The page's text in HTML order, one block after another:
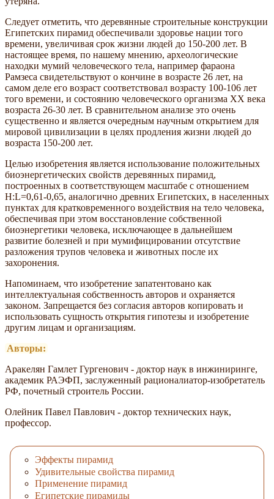
Следует отметить, что деревянные строительные конструкции
Египетских пирамид обеспечивали здоровье нации того
времени, увеличивая срок жизни людей до 150-200 лет. В
настоящее время, по нашему мнению, археологические
находки мумий человеческого тела, например фараона
Рамзеса свидетельствуют о кончине в возрасте 26 лет, на
самом деле его возраст соответствовал возрасту 100-106 лет
того времени, и состоянию человеческого организма ХХ века
возраста 26-30 лет. В сравнительном анализе это очень
существенно и является очередным научным открытием для
мировой цивилизации в целях продления жизни людей до
возраста 150-200 лет.
Целью изобретения является использование положительных
биоэнергетических свойств деревянных пирамид,
построенных в соответствующем масштабе с отношением
Н:L=0,61-0,65, аналогично древних Египетских, в населенных
пунктах для кратковременного воздействия на тело человека,
обеспечивая при этом восстановление собственной
биоэнергетики человека, исключающее в дальнейшем
развитие болезней и при мумифицировании отсутствие
разложения трупов человека и животных после их
захоронения.
Напоминаем, что изобретение запатентовано как
интеллектуальная собственность авторов и охраняется
законом. Запрещается без согласия авторов копировать и
использовать сущность открытия гипотезы и изобретение
другим лицам и организациям.
Авторы:
Аракелян Гамлет Гургенович - доктор наук в инжиниринге,
академик РАЭФП, заслуженный рационалиатор-изобретатель
РФ, почетный строитель России.
Олейник Павел Павлович - доктор технических наук,
профессор.
Эффекты пирамид
Удивительные свойства пирамид
Применение пирамид
Египетские пирамиды